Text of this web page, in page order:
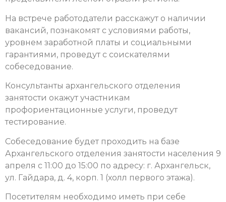
На встрече работодатели расскажут о наличии
вакансий, познакомят с условиями работы,
уровнем заработной платы и социальными
гарантиями, проведут с соискателями
собеседование.
Консультанты архангельского отделения
занятости окажут участникам
профориентационные услуги, проведут
тестирование.
Собеседование будет проходить на базе
Архангельского отделения занятости населения 9
апреля с 11:00 до 15:00 по адресу: г. Архангельск,
ул. Гайдара, д. 4, корп. 1 (холл первого этажа).
Посетителям необходимо иметь при себе